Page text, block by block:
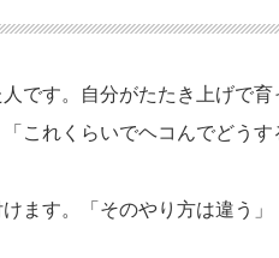
です。自分がたたき上げで
これくらいでヘコんでどうす
ます。「そのやり方は違う